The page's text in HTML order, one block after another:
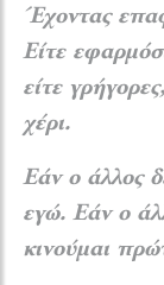
Έχοντας
Είτε
είτε
χέρι.
Εάν ο άλλος
εγώ. Εάν ο
κινούμαι